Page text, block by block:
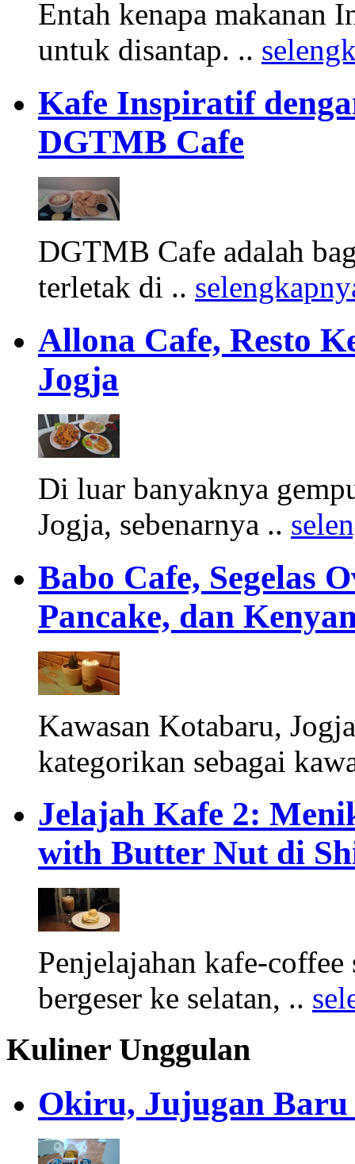
Entah kenapa makanan
untuk disantap. ..
Kafe Inspiratif
DGTMB Cafe
DGTMB Cafe adalah
terletak di ..
Allona Cafe, Resto
Jogja
Di luar banyaknya
Jogja, sebenarnya ..
Babo Cafe, Segelas
Pancake, dan
Kawasan Kotabaru,
kategorikan sebagai
Jelajah Kafe 2:
with Butter Nut di
Penjelajahan kafe-
bergeser ke selatan, ..
Kuliner Unggulan
Okiru, Jujugan Baru